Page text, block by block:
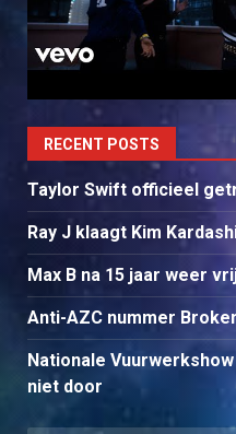
RECENT POSTS
Taylor Swift officieel
Ray J klaagt Kim
Max B na 15 jaar weer
Anti-AZC nummer
Nationale
niet door